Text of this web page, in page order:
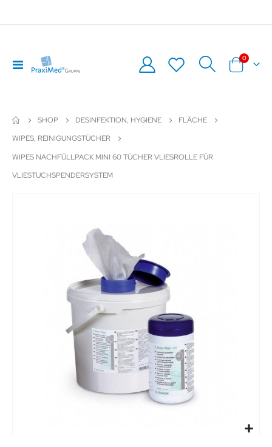
Navigation
umschalten
Warenkorb
0Artikel
SHOP DESINFEKTION, HYGIENE
FLÄCHE
WIPES, REINIGUNGSTÜCHER
WIPES NACHFÜLLPACK MINI 60 TÜCHER VLIESROLLE FÜR
VLIESTUCHSPENDERSYSTEM